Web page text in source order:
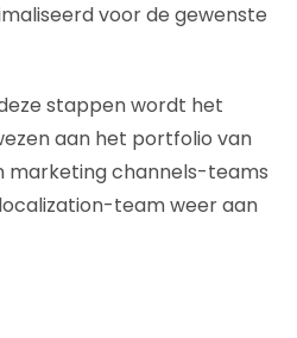
voor de gewenste
stappen wordt het
aan het portfolio van
channels-teams
team weer aan